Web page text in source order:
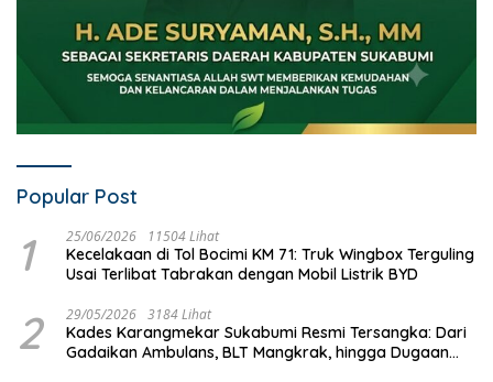
Popular Post
1 25/06/2026 11504 Lihat
Kecelakaan di Tol Bocimi KM 71: Truk Wingbox Terguling
Usai Terlibat Tabrakan dengan Mobil Listrik BYD
2 29/05/2026 3184 Lihat
Kades Karangmekar Sukabumi Resmi Tersangka: Dari
Gadaikan Ambulans, BLT Mangkrak, hingga Dugaan